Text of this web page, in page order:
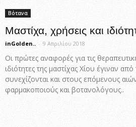
Βότανα
Μαστίχα, χρήσεις και
inGolden.. - 9 Απριλίου 2018
Οι πρώτες αναφορές για τις
ιδιότητες της μαστίχας Χίου έγιναν
συνεχίζονται και στους επόμενους
φαρμακοποιούς και βοτανολόγους..